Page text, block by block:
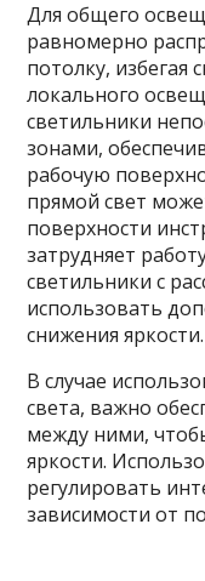
Для общего
равномерно
потолку, избегая
локального
светильники
зонами,
рабочую
прямой свет
поверхности
затрудняет
светильники с
использовать
снижения яркости.
В случае
света, важно
между ними,
яркости.
регулировать
зависимости от